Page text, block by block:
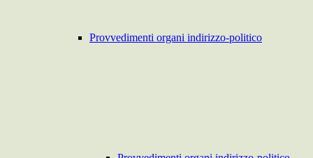
Provvedimenti organi indirizzo-politico